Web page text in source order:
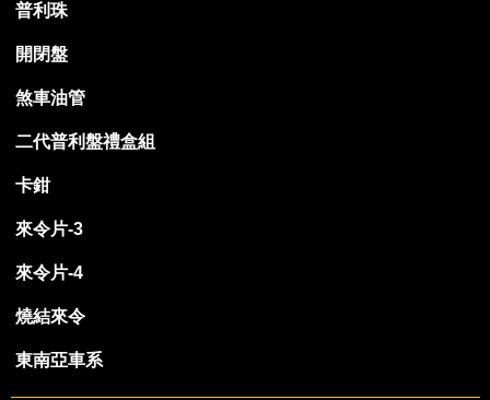
普利珠
開閉盤
煞車油管
二代普利盤禮盒組
卡鉗
來令片-3
來令片-4
燒結來令
東南亞車系